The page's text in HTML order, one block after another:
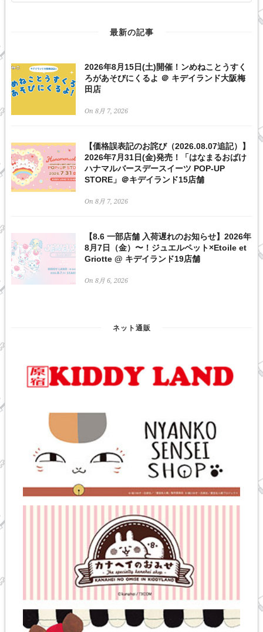
最新の記事
2026年8月15日(土)開催！ンめねことうすく
ろがあそびにくるよ ＠ キデイランド大阪梅
田店
On 8月 7, 2026
【価格誤表記のお詫び（2026.08.07追記）】
2026年7月31日(金)発売！「はなまるおばけ
ハナマルバースデースイーツ POP-UP
STORE」＠キデイランド15店舗
On 8月 7, 2026
【8.6 一部店舗 入荷遅れのお知らせ】2026年
8月7日（金）〜！ジュエルペット×Etoile et
Griotte @ キデイランド19店舗
On 8月 6, 2026
ネット通販